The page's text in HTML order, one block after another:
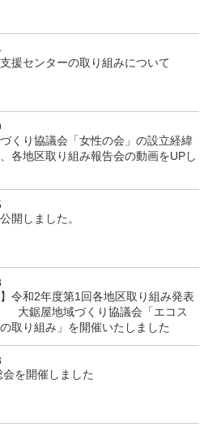
援センターの取り組みについて
くり協議会「女性の会」の設立経緯
各地区取り組み報告会の動画をUPし
開しました。
】令和2年度第1回各地区取り組み発表
大鋸屋地域づくり協議会「エコス
取り組み」を開催いたしました
を開催しました